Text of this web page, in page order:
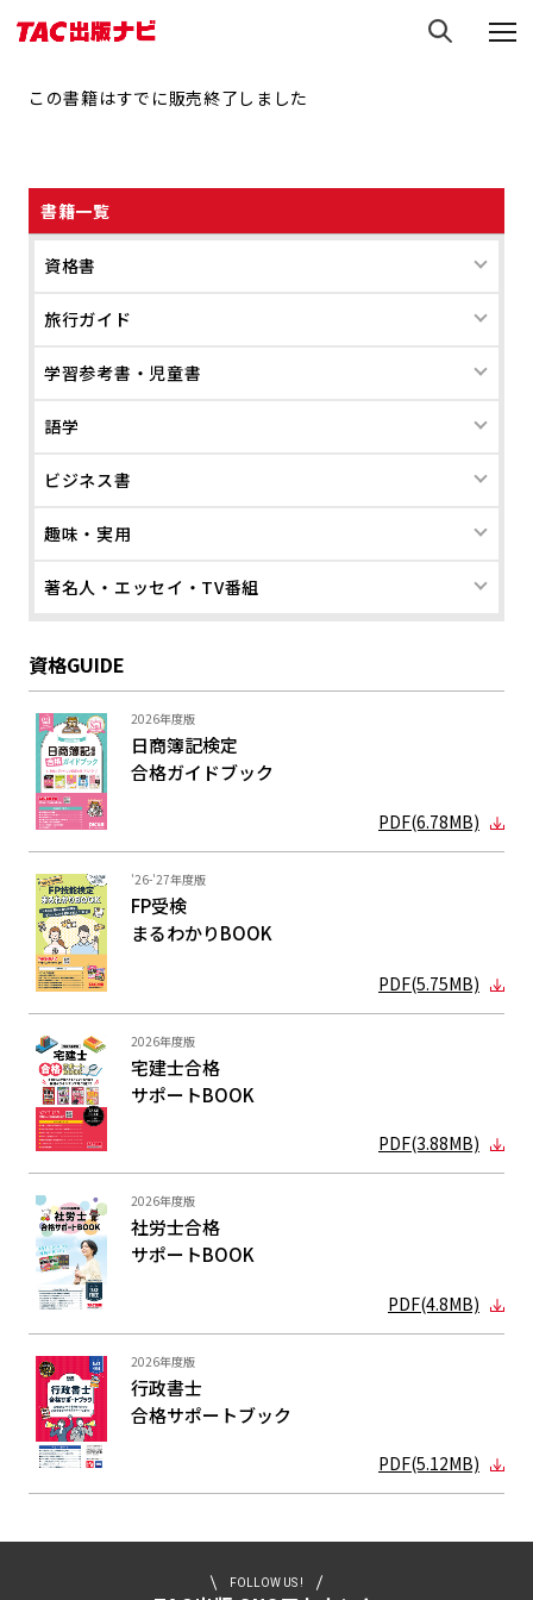
書籍一覧
資格書
旅行ガイド
学習参考書・児童書
語学
ビジネス書
趣味・実用
著名人・エッセイ・TV番組
資格GUIDE
2026年度版
日商簿記検定
合格ガイドブック
PDF(6.78MB)
'26-'27年度版
FP受検
まるわかりBOOK
PDF(5.75MB)
2026年度版
宅建士合格
サポートBOOK
PDF(3.88MB)
2026年度版
社労士合格
サポートBOOK
PDF(4.8MB)
2026年度版
行政書士
合格サポートブック
PDF(5.12MB)
この書籍はすでに販売終了しました
FOLLOW US !